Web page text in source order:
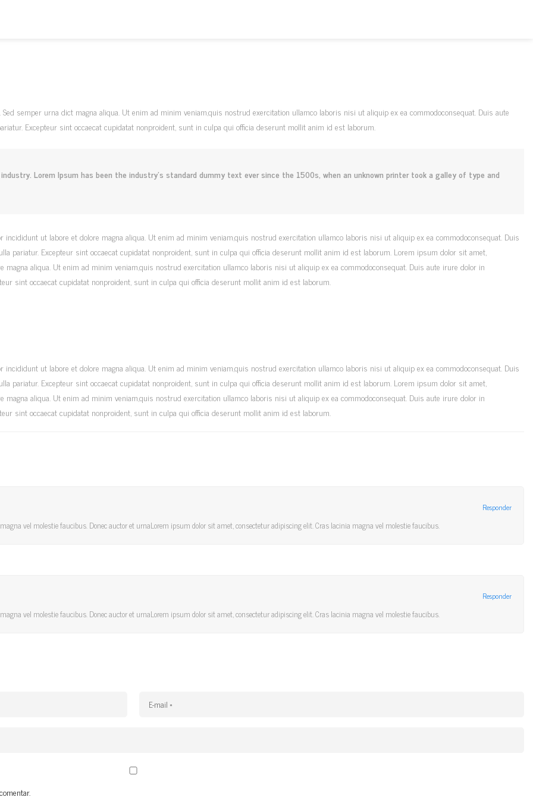
semper urna dict magna aliqua. Ut enim ad minim veniam,quis nostrud exercitation ullamco laboris nisi ut aliquip ex ea commodoconsequat. Duis aute
Excepteur sint occaecat cupidatat nonproident, sunt in culpa qui officia deserunt mollit anim id est laborum.
Lorem Ipsum has been the industry’s standard dummy text ever since the 1500s, when an unknown printer took a galley of type and
ut labore et dolore magna aliqua. Ut enim ad minim veniam,quis nostrud exercitation ullamco laboris nisi ut aliquip ex ea commodoconsequat. Duis
pariatur. Excepteur sint occaecat cupidatat nonproident, sunt in culpa qui officia deserunt mollit anim id est laborum. Lorem ipsum dolor sit amet,
aliqua. Ut enim ad minim veniam,quis nostrud exercitation ullamco laboris nisi ut aliquip ex ea commodoconsequat. Duis aute irure dolor in
sint occaecat cupidatat nonproident, sunt in culpa qui officia deserunt mollit anim id est laborum.
ut labore et dolore magna aliqua. Ut enim ad minim veniam,quis nostrud exercitation ullamco laboris nisi ut aliquip ex ea commodoconsequat. Duis
pariatur. Excepteur sint occaecat cupidatat nonproident, sunt in culpa qui officia deserunt mollit anim id est laborum. Lorem ipsum dolor sit amet,
aliqua. Ut enim ad minim veniam,quis nostrud exercitation ullamco laboris nisi ut aliquip ex ea commodoconsequat. Duis aute irure dolor in
sint occaecat cupidatat nonproident, sunt in culpa qui officia deserunt mollit anim id est laborum.
Responder
vel molestie faucibus. Donec auctor et urnaLorem ipsum dolor sit amet, consectetur adipiscing elit. Cras lacinia magna vel molestie faucibus.
Responder
vel molestie faucibus. Donec auctor et urnaLorem ipsum dolor sit amet, consectetur adipiscing elit. Cras lacinia magna vel molestie faucibus.